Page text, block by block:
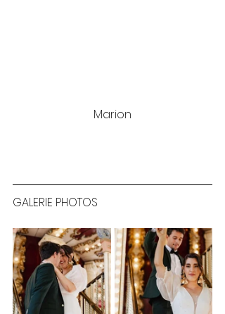
Marion
GALERIE PHOTOS